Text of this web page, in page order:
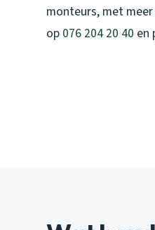
monteurs, met
op 076 204 20 40 en